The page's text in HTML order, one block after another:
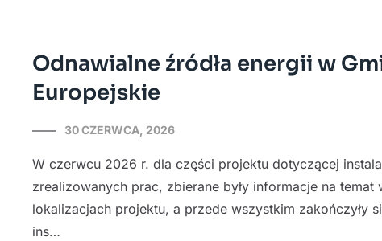
Odnawialne źródła energii w
Europejskie
30 CZERWCA, 2026
W czerwcu 2026 r. dla części projektu dotyczącej
zrealizowanych prac, zbierane były informacje na
lokalizacjach projektu, a przede wszystkim zakończyły
ins…